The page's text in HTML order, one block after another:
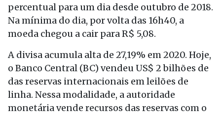
percentual para um dia desde outubro de 2018.
Na mínima do dia, por volta das 16h40, a
moeda chegou a cair para R$ 5,08.
A divisa acumula alta de 27,19% em 2020. Hoje,
o Banco Central (BC) vendeu US$ 2 bilhões de
das reservas internacionais em leilões de
linha. Nessa modalidade, a autoridade
monetária vende recursos das reservas com o